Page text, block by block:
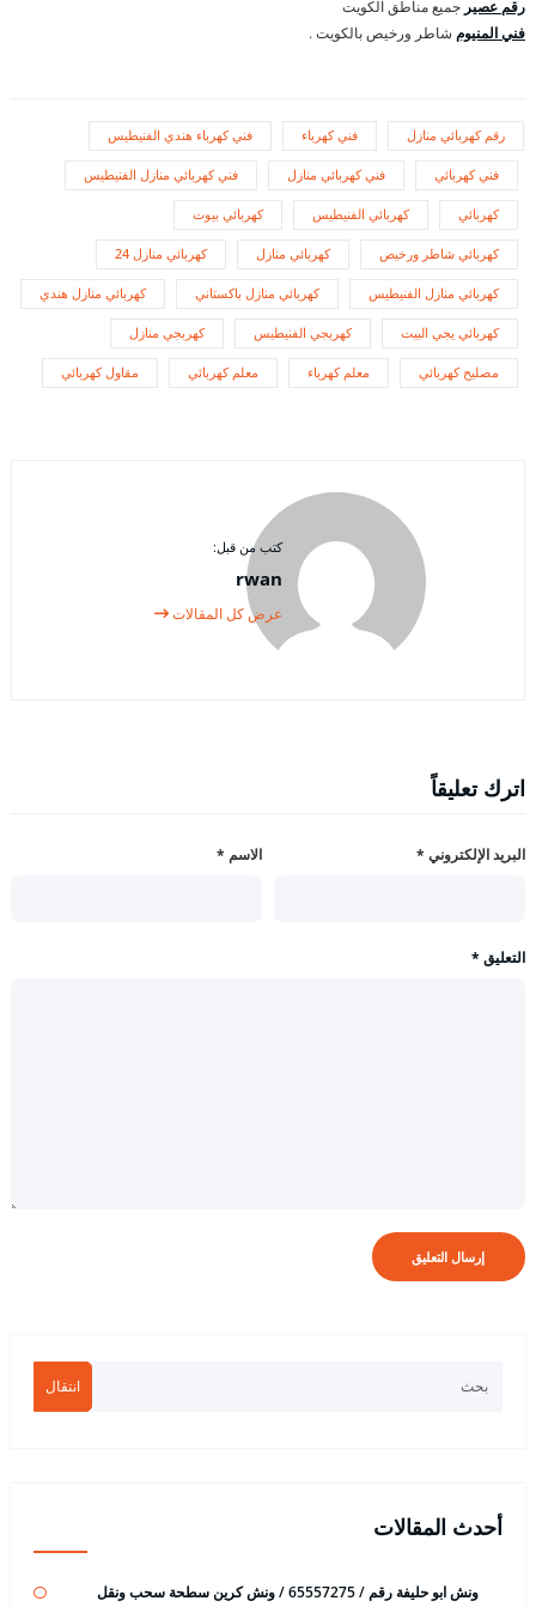
رقم عصير جميع مناطق الكويت
فني المنيوم شاطر ورخيص بالكويت .
رقم كهربائي منازل فني كهرباء فني كهرباء هندي الفنيطيس
فني كهربائي فني كهربائي منازل فني كهربائي منازل الفنيطيس
كهربائي كهربائي الفنيطيس كهربائي بيوت
كهربائي شاطر ورخيص كهربائي منازل كهربائي منازل 24
كهربائي منازل الفنيطيس كهربائي منازل باكستاني كهربائي منازل هندي
كهربائي يجي البيت كهربجي الفنيطيس كهربجي منازل
مصليح كهربائي معلم كهرباء معلم كهربائي مقاول كهربائي
كتب من قبل:
rwan
عرض كل المقالات
اترك تعليقاً
الاسم * البريد الإلكتروني *
التعليق *
انتقال
أحدث المقالات
ونش ابو حليفة رقم / 65557275 / ونش كرين سطحة سحب ونقل